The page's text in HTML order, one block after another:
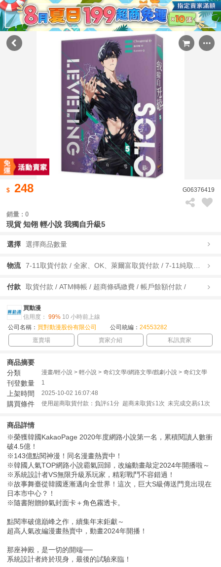
248 G06376419
銷量 : 0
現貨 知翎 輕小說 我獨自升級5
選擇 選擇商品數量
物流
付款 取貨付款 / ATM轉帳 / 超商條碼繳費 / 帳戶餘額付款 /
買動漫
信用度： 99% 10 小時前上線
公司名稱： 買對動漫股份有限公司 公司統編： 24553282
逛賣場
賣家介紹 私訊賣家
商品摘要
分類
漫畫/輕小說 > 輕小說 > 奇幻文學/網路文學/戲劇小說 > 奇幻文學
刊登數量 1
上架時間 2025-10-02 16:07:48
購買條件 使用超商取貨付款：負評≦1分 超商未取貨≦1次 未完成交易≦1次
商品詳情
※榮獲韓國KakaoPage 2020年度網路小說第一名，累積閱讀人數衝
破4.5億！
※143億點閱神漫！同名漫畫熱賣中！
※韓國人氣TOP網路小說霸氣回歸，改編動畫敲定2024年開播啦～
※系統設計者VS無限升級系玩家，精彩戰鬥不容錯過！
※故事舞臺從韓國逐漸邁向全世界！這次，巨大S級傳送門竟出現在
日本市中心？！
※隨書附贈帥氣封面卡＋角色霧透卡。
點閱率破億巔峰之作，續集年末鉅獻～
超高人氣改編漫畫熱賣中，動畫2024年開播！
那座神殿，是一切的開端──
系統設計者終於現身，最後的試驗來臨！